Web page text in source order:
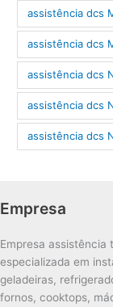
assistência dcs
assistência dcs
assistência dcs
assistência dcs
assistência dcs
Empresa
Empresa
especializada em
geladeiras,
fornos, cooktops,